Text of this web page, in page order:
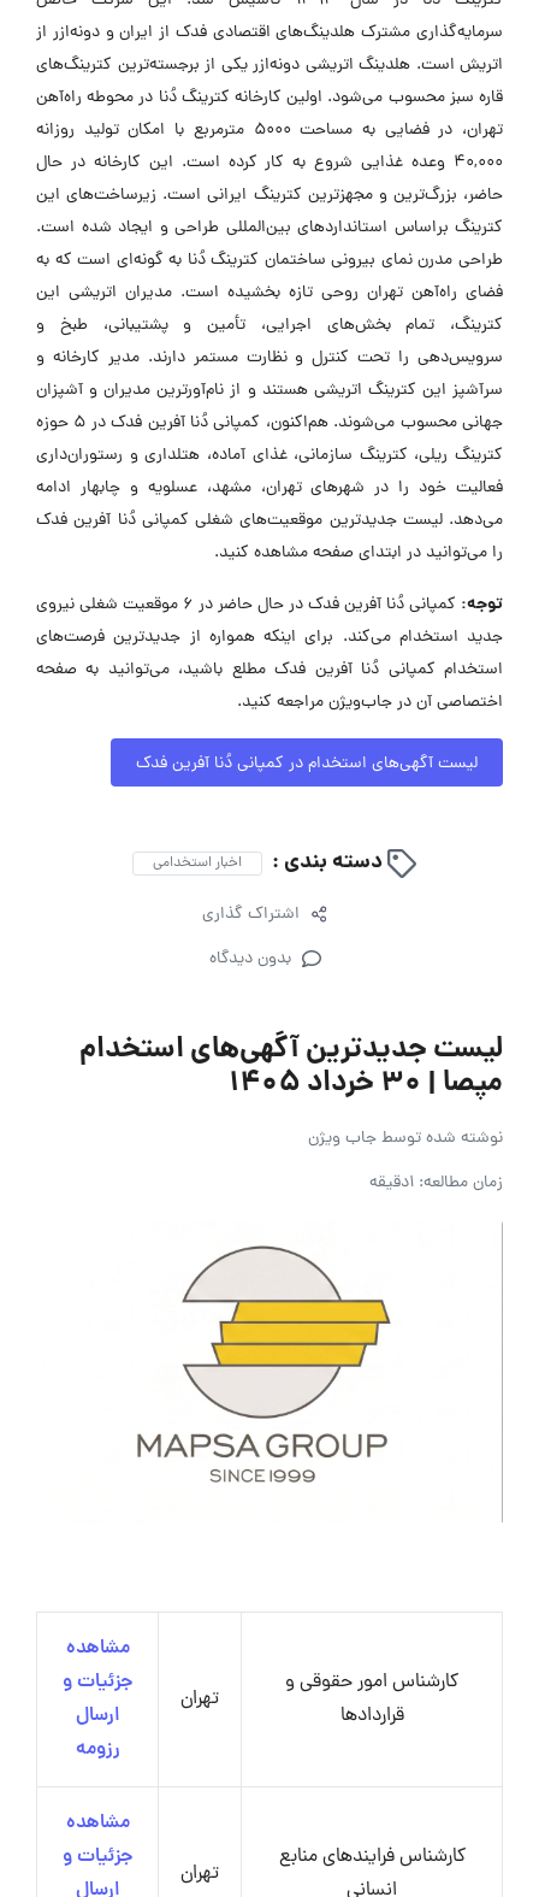
سرمایه‌گذاری مشترک هلدینگ‌های اقتصادی فدک از ایران و دونه‌ازر از
اتریش است. هلدینگ اتریشی دونه‌ازر یکی از برجسته‌ترین کترینگ‌های
قاره سبز محسوب می‌شود. اولین کارخانه کترینگ دُنا در محوطه راه‌آهن
تهران، در فضایی به مساحت ۵۰۰۰ مترمربع با امکان تولید روزانه
۴۰,۰۰۰ وعده غذایی شروع به کار کرده است. این کارخانه در حال
حاضر، بزرگ‌ترین و مجهزترین کترینگ ایرانی است. زیرساخت‌های این
کترینگ براساس استانداردهای بین‌المللی طراحی و ایجاد شده است.
طراحی مدرن نمای بیرونی ساختمان کترینگ دُنا به گونه‌ای است که به
فضای راه‌آهن تهران روحی تازه بخشیده است. مدیران اتریشی این
کترینگ، تمام بخش‌های اجرایی، تأمین و پشتیبانی، طبخ و
سرویس‌دهی را تحت کنترل و نظارت مستمر دارند. مدیر کارخانه و
سرآشپز این کترینگ اتریشی هستند و از نام‌آورترین مدیران و آشپزان
جهانی محسوب می‌شوند. هم‌اکنون، کمپانی دُنا آفرین فدک در ۵ حوزه
کترینگ ریلی، کترینگ سازمانی، غذای آماده، هتلداری و رستوران‌داری
فعالیت خود را در شهرهای تهران، مشهد، عسلویه و چابهار ادامه
می‌دهد. لیست جدیدترین موقعیت‌های شغلی کمپانی دُنا آفرین فدک
را می‌توانید در ابتدای صفحه مشاهده کنید.
توجه:
کمپانی دُنا آفرین فدک در حال حاضر در ۶ موقعیت شغلی نیروی
جدید استخدام می‌کند. برای اینکه همواره از جدیدترین فرصت‌های
استخدام کمپانی دُنا آفرین فدک مطلع باشید، می‌توانید به صفحه
اختصاصی آن در جاب‌ویژن مراجعه کنید.
لیست آگهی‌های استخدام در کمپانی دُنا آفرین فدک
دسته بندی : اخبار استخدامی
اشتراک گذاری
بدون دیدگاه
لیست جدیدترین آگهی‌های استخدام
مپصا | ۳۰ خرداد ۱۴۰۵
نوشته شده توسطجاب ویژن
زمان مطالعه: 1دقیقه
کارشناس امور حقوقی و
قراردادها
تهران
مشاهده
جزئیات و
ارسال
رزومه
کارشناس فرایندهای منابع
انسانی
تهران
مشاهده
جزئیات و
ارسال